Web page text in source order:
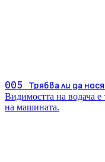
005 Трябва ли да
Видимостта на водача е
на машината.